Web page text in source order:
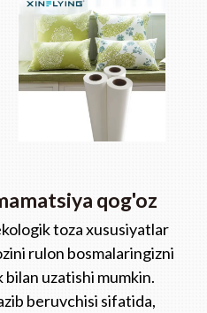
qog'oz
toza xususiyatlar
rulon bosmalaringizni
uzatishi mumkin.
beruvchisi sifatida,